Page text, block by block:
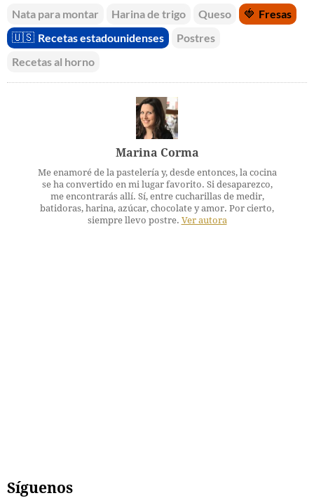
Nata para montar Harina de trigo Queso 🍓 Fresas
🇺🇸 Recetas estadounidenses
Postres
Recetas al horno
Marina Corma
Me enamoré de la pastelería y, desde entonces, la cocina
se ha convertido en mi lugar favorito. Si desaparezco,
me encontrarás allí. Sí, entre cucharillas de medir,
batidoras, harina, azúcar, chocolate y amor. Por cierto,
siempre llevo postre. Ver autora
Síguenos